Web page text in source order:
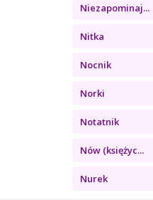
Niezapominaj...
Nitka
Nocnik
Norki
Notatnik
Nów (księżyc...
Nurek